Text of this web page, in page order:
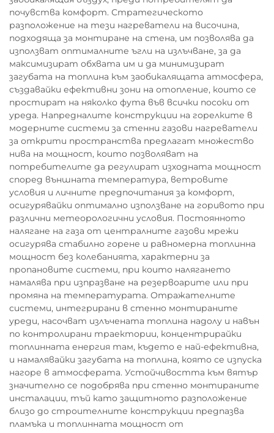
почувства комфорт. Стратегическото
разположение на тези нагреватели на височина,
подходяща за монтиране на стена, им позволява да
използват оптималните ъгли на излъчване, за да
максимизират обхвата им и да минимизират
загубата на топлина към заобикалящата атмосфера,
създавайки ефективни зони на отопление, които се
простират на няколко фута във всички посоки от
уреда. Напредналите конструкции на горелките в
модерните системи за стенни газови нагреватели
за открити пространства предлагат множество
нива на мощност, които позволяват на
потребителите да регулират изходната мощност
според външната температура, ветровите
условия и личните предпочитания за комфорт,
осигурявайки оптимално използване на горивото при
различни метеорологични условия. Постоянното
налягане на газа от централните газови мрежи
осигурява стабилно горене и равномерна топлинна
мощност без колебанията, характерни за
пропановите системи, при които налягането
намалява при изпразване на резервоарите или при
промяна на температурата. Отражателните
системи, интегрирани в стенно монтираните
уреди, насочват излъчената топлина надолу и навън
по контролирани траектории, концентрирайки
топлинната енергия там, където е най-ефективна,
и намалявайки загубата на топлина, която се изпуска
нагоре в атмосферата. Устойчивостта към вятър
значително се подобрява при стенно монтираните
инсталации, тъй като защитното разположение
близо до строителните конструкции предпазва
пламъка и топлинната мощност от